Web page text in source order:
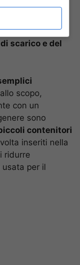
oggettodi facile
riempita di
il
scarico e del
scopo,
con un
sono
contenitori
inseriti nella
ridurre
per il